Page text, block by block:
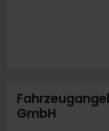
GmbH